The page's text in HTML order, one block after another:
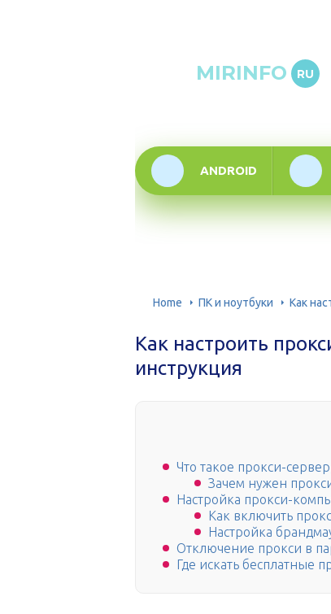
MIRINFO RU
ANDROID
Home ПК и ноутбуки Как
Как настроить
инструкция
Что такое прокси-
Зачем нужен
Настройка прокси-
Как включить
Настройка
Отключение прокси в
Где искать бесплатные